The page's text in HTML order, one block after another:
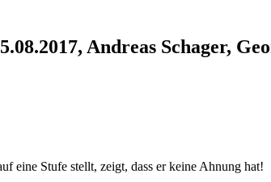
Andreas Schager,
eine Stufe stellt, zeigt, dass er keine Ahnung hat!